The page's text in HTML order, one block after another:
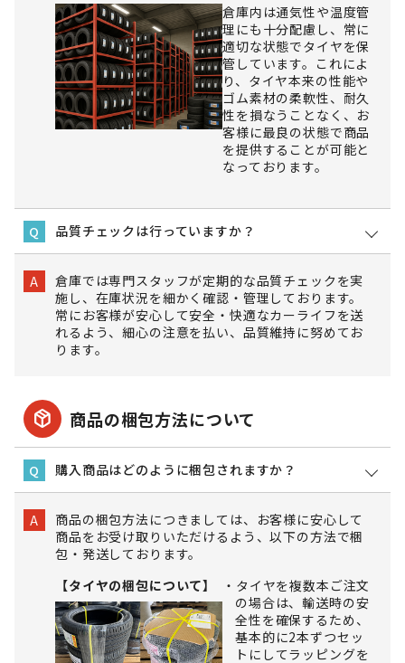
倉庫内は通気性や温度管
理にも十分配慮し、常に
適切な状態でタイヤを保
管しています。これによ
り、タイヤ本来の性能や
ゴム素材の柔軟性、耐久
性を損なうことなく、お
客様に最良の状態で商品
を提供することが可能と
なっております。
Q 品質チェックは行っていますか？
A
倉庫では専門スタッフが定期的な品質チェックを実
施し、在庫状況を細かく確認・管理しております。
常にお客様が安心して安全・快適なカーライフを送
れるよう、細心の注意を払い、品質維持に努めてお
ります。
package_2 商品の梱包方法について
Q 購入商品はどのように梱包されますか？
A
商品の梱包方法につきましては、お客様に安心して
商品をお受け取りいただけるよう、以下の方法で梱
包・発送しております。
【タイヤの梱包について】
タイヤを複数本ご注文
の場合は、輸送時の安
全性を確保するため、
基本的に2本ずつセッ
トにしてラッピングを